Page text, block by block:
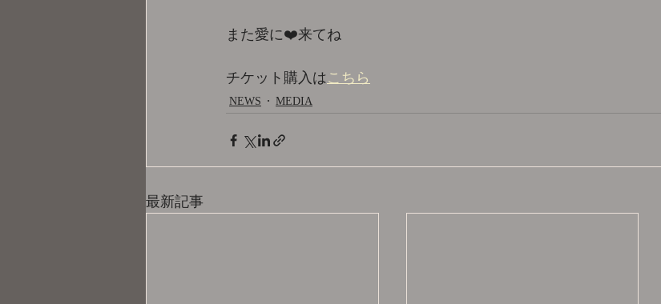
また愛に❤️来てね
チケット購入はこちら
NEWS MEDIA
最新記事